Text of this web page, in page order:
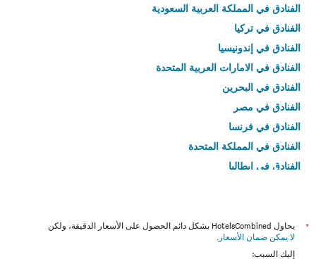
الفنادق في المملكة العربية السعودية
الفنادق في تركيا
الفنادق في إندونيسيا
الفنادق في الامارات العربية المتحدة
الفنادق في البحرين
الفنادق في مصر
الفنادق في فرنسا
الفنادق في المملكة المتحدة
الفنادق في إيطاليا
*
يحاول HotelsCombined بشكل دائم الحصول على الأسعار الدقيقة، ولكن
لا يمكن ضمان الأسعار .
إليك السبب: